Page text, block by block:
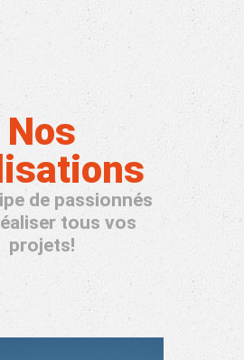
Nos
de passionnés
tous vos
projets!